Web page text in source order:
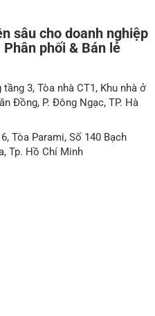
sâu cho doanh nghiệp
phối & Bán lẻ
tầng 3, Tòa nhà CT1, Khu nhà ở
Đồng, P. Đông Ngạc, TP. Hà
Tòa Parami, Số 140 Bạch
Tp. Hồ Chí Minh